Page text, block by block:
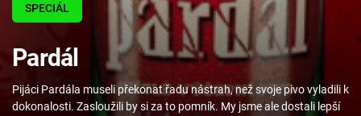
Témata
Filmy
Seriály
SPECIÁL
Pardál
Pijáci Pardála museli překonat řadu nástrah, než svoje pivo vyladili k
dokonalosti. Zasloužili by si za to pomník. My jsme ale dostali lepší